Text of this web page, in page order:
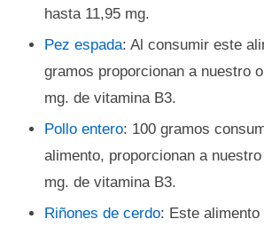
hasta 11,95 mg.
Pez espada: Al consumir este
gramos proporcionan a nuestro
mg. de vitamina B3.
Pollo entero: 100 gramos
alimento, proporcionan a
mg. de vitamina B3.
Riñones de cerdo: Este